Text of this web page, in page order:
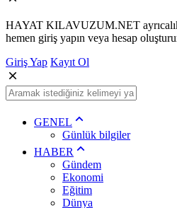
HAYAT KILAVUZUM.NET
hemen giriş yapın veya hesap
Giriş Yap Kayıt Ol
GENEL
Günlük bilgiler
HABER
Gündem
Ekonomi
Eğitim
Dünya